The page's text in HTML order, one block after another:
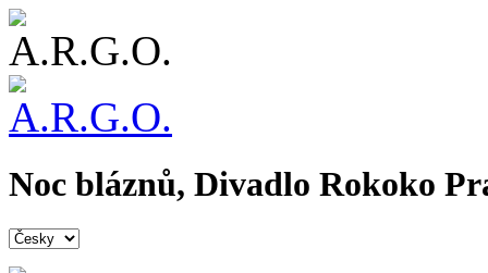
Noc bláznů, Divadlo Rokoko